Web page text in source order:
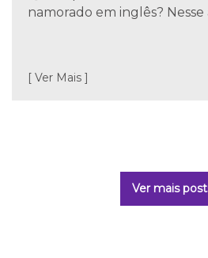
namorado em inglês? Nesse
[ Ver Mais ]
Ver mais